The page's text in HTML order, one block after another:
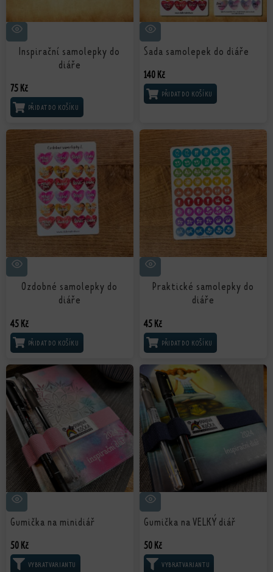
Inspirační samolepky do
diáře
75 Kč
PŘIDAT DO KOŠÍKU
Sada samolepek do diáře
140 Kč
PŘIDAT DO KOŠÍKU
Ozdobné samolepky do
diáře
45 Kč
PŘIDAT DO KOŠÍKU
Praktické samolepky do
diáře
45 Kč
PŘIDAT DO KOŠÍKU
Gumička na minidiář
50 Kč
VÝBĚR MOŽNOSTÍ
Gumička na VELKÝ diář
50 Kč
VÝBĚR MOŽNOSTÍ